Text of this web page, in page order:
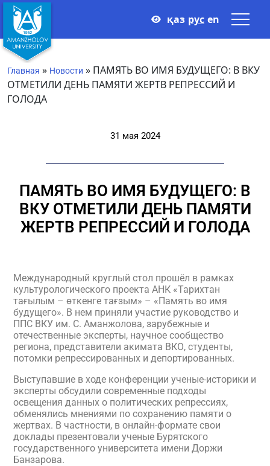
қаз рус en
Главная » Новости » ПАМЯТЬ ВО ИМЯ БУДУЩЕГО: В ВКУ
ОТМЕТИЛИ ДЕНЬ ПАМЯТИ ЖЕРТВ РЕПРЕССИЙ И
ГОЛОДА
31 мая 2024
ПАМЯТЬ ВО ИМЯ БУДУЩЕГО: В
ВКУ ОТМЕТИЛИ ДЕНЬ ПАМЯТИ
ЖЕРТВ РЕПРЕССИЙ И ГОЛОДА
Международный круглый стол прошёл в рамках
культурологического проекта АНК «Тарихтан
тағылым – өткенге тағзым» – «Память во имя
будущего». В нем приняли участие руководство и
ППС ВКУ им. С. Аманжолова, зарубежные и
отечественные эксперты, научное сообщество
региона, представители акимата ВКО, студенты,
потомки репрессированных и депортированных.
Выступавшие в ходе конференции ученые-историки и
эксперты обсудили современные подходы
освещения данных о политических репрессиях,
обменялись мнениями по сохранению памяти о
жертвах. В частности, в онлайн-формате свои
доклады презентовали ученые Бурятского
государственного университета имени Доржи
Банзарова.